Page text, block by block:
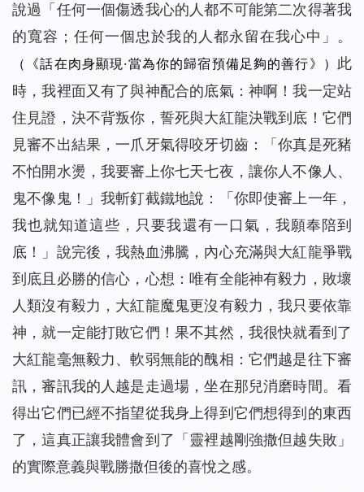
說過「 任何一個傷透我心的人都不可能第二次得著我
的寬容；任何一個忠於我的人都永留在我心中 」。
（《話在肉身顯現·當為你的歸宿預備足夠的善行》） 此
時，我裡面又有了與神配合的底氣：神啊！我一定站
住見證，決不背叛你，誓死與大紅龍決戰到底！它們
見審不出結果，一爪牙氣得咬牙切齒：「你真是死豬
不怕開水燙，我要審上你七天七夜，讓你人不像人、
鬼不像鬼！」我斬釘截鐵地說：「你即使審上一年，
我也就知道這些，只要我還有一口氣，我願奉陪到
底！」說完後，我熱血沸騰，內心充滿與大紅龍爭戰
到底且必勝的信心，心想：唯有全能神有毅力，敗壞
人類沒有毅力，大紅龍魔鬼更沒有毅力，我只要依靠
神，就一定能打敗它們！果不其然，我很快就看到了
大紅龍毫無毅力、軟弱無能的醜相：它們越是往下審
訊，審訊我的人越是走過場，坐在那兒消磨時間。看
得出它們已經不指望從我身上得到它們想得到的東西
了，這真正讓我體會到了「靈裡越剛強撒但越失敗」
的實際意義與戰勝撒但後的喜悅之感。